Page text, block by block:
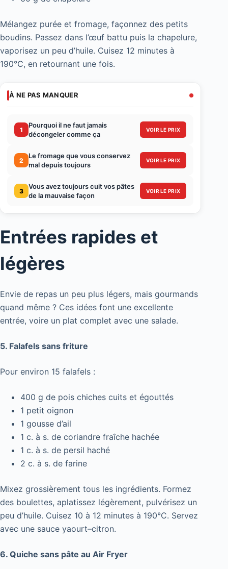
Mélangez purée et fromage, façonnez des petits
boudins. Passez dans l’œuf battu puis la chapelure,
vaporisez un peu d’huile. Cuisez 12 minutes à
190°C, en retournant une fois.
À NE PAS MANQUER
1
Pourquoi il ne faut jamais
décongeler comme ça
VOIR LE PRIX
2
Le fromage que vous conservez
mal depuis toujours
VOIR LE PRIX
3
Vous avez toujours cuit vos pâtes
de la mauvaise façon
VOIR LE PRIX
Entrées rapides et
légères
Envie de repas un peu plus légers, mais gourmands
quand même ? Ces idées font une excellente
entrée, voire un plat complet avec une salade.
5. Falafels sans friture
Pour environ 15 falafels :
400 g de pois chiches cuits et égouttés
1 petit oignon
1 gousse d’ail
1 c. à s. de coriandre fraîche hachée
1 c. à s. de persil haché
2 c. à s. de farine
Mixez grossièrement tous les ingrédients. Formez
des boulettes, aplatissez légèrement, pulvérisez un
peu d’huile. Cuisez 10 à 12 minutes à 190°C. Servez
avec une sauce yaourt–citron.
6. Quiche sans pâte au Air Fryer